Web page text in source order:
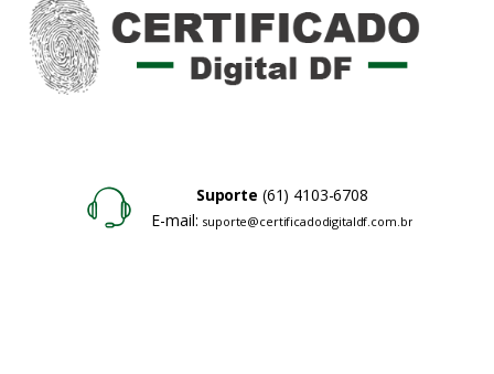
Suporte (61) 4103-6708
E-mail: suporte@certificadodigitaldf.com.br